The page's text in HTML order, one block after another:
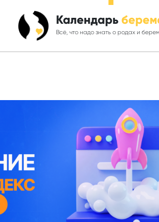
Календарь
Всё, что надо знать о родах и